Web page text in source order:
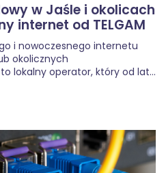
w Jaśle i okolicach
internet od TELGAM
i nowoczesnego internetu
okolicznych
lokalny operator, który od lat
światłowodowej